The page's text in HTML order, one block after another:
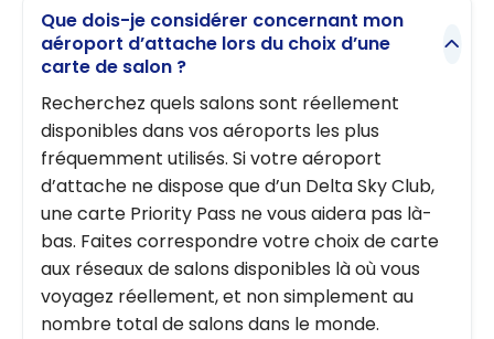
Que dois-je considérer concernant mon
aéroport d’attache lors du choix d’une
carte de salon ?
Recherchez quels salons sont réellement
disponibles dans vos aéroports les plus
fréquemment utilisés. Si votre aéroport
d’attache ne dispose que d’un Delta Sky Club,
une carte Priority Pass ne vous aidera pas là-
bas. Faites correspondre votre choix de carte
aux réseaux de salons disponibles là où vous
voyagez réellement, et non simplement au
nombre total de salons dans le monde.